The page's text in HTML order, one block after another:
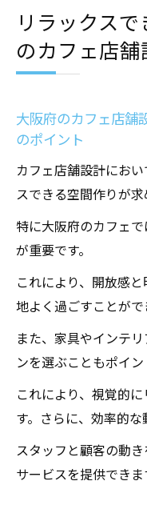
リラックス
のカフェ店
大阪府のカフェ店舗
のポイント
カフェ店舗設計にお
スできる空間作りが求
特に大阪府のカフェ
が重要です。
これにより、開放感
地よく過ごすことがで
また、家具やインテ
ンを選ぶこともポイン
これにより、視覚的
す。さらに、効率的な
スタッフと顧客の動
サービスを提供できま